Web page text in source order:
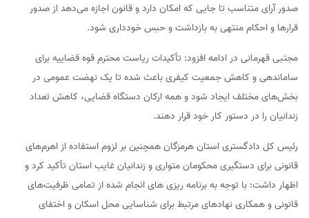
صدور آرای متناسب تا جایی که امکان دارد و قانون اجازه می‌دهد از صدور
قرارها و احکام منتهی به بازداشت و حبس خودداری شود.
مجتبی قهرمانی در ادامه افزود: تأکیدات ریاست محترم قوه قضاییه برای
ساماندهی و کاهش جمعیت کیفری باعث شده تا یک نهضت عمومی در
بخش‌های مختلف ایجاد شود و همه ارکان دستگاه قضایی، کاهش تعداد
زندانیان را در دستور کار خود قرار دهند.
رئیس کل دادگستری استان هرمزگان همچنین بر لزوم استفاده از اهرم‌های
قانونی برای دستگیری محکومان متواری و زندانیان غایب استان تأکید کرد و
اظهار داشت: با توجه به برنامه ریزی های انجام شده از تمامی ظرفیت‌های
قانونی و همکاری نهادهای مرتبط برای شناسایی محل اسکان و اختفای